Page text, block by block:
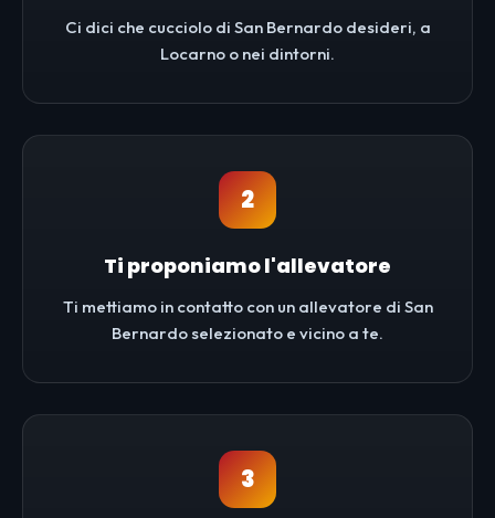
Ci dici che cucciolo di San Bernardo desideri, a
Locarno o nei dintorni.
2
Ti proponiamo l'allevatore
Ti mettiamo in contatto con un allevatore di San
Bernardo selezionato e vicino a te.
3